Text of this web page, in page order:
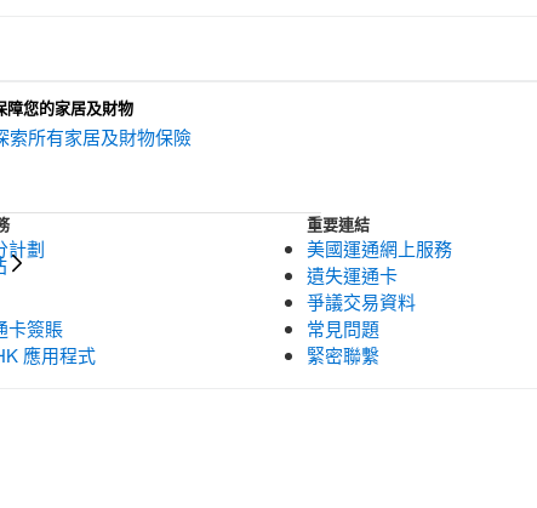
障您的家居及財物
索所有家居及財物保險
計劃
卡簽賬
應用程式
重要連結
美國運通網上服務
遺失運通卡
爭議交易資料
常見問題
緊密聯繫